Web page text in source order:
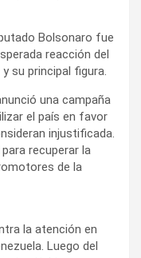
Bolsonaro fue
reacción del
su principal figura.
una campaña
el país en favor
injustificada.
recuperar la
de la
la atención en
Luego del